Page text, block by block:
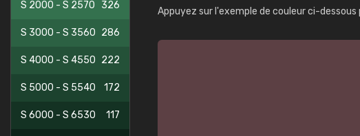
S 2000 - S 2570 326
S 3000 - S 3560 286
S 4000 - S 4550 222
S 5000 - S 5540 172
S 6000 - S 6530 117
Appuyez sur l'exemple de couleur ci-